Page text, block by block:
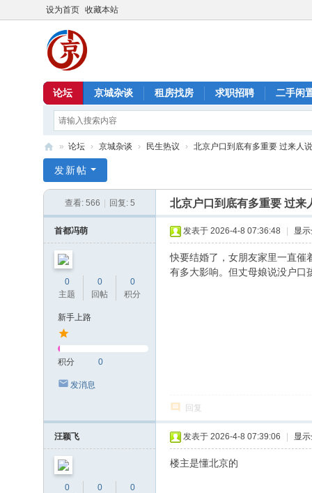
设为首页 收藏本站
论坛 京城杂谈 租房找房 求职招聘 二手闲
京
» 论坛 › 京城杂谈 › 民生热议 › 北京户口到底有多重要 过来人
发新帖
查看: 566 回复: 5 北京户口到底有多重要 过来
首都冯萌
0
主题
0
回帖
0
积分
新手上路
积分 0
发消息
发表于 2026-4-8 07:36:48 显
快要结婚了，女朋友家里一直催
有多大影响。但丈母娘说没户口
回复
汪颖飞
0
0
0
发表于 2026-4-8 07:39:06 显
楼主是懂北京的